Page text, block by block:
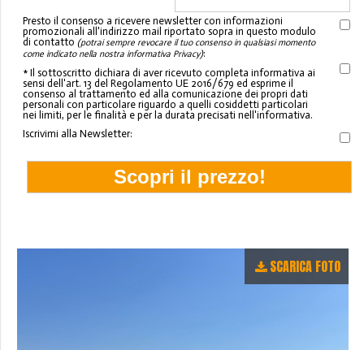
Presto il consenso a ricevere newsletter con informazioni
promozionali all'indirizzo mail riportato sopra in questo modulo
di contatto (potrai sempre revocare il tuo consenso in qualsiasi momento
come indicato nella nostra informativa Privacy):
* Il sottoscritto dichiara di aver ricevuto completa informativa ai
sensi dell'art. 13 del Regolamento UE 2016/679 ed esprime il
consenso al trattamento ed alla comunicazione dei propri dati
personali con particolare riguardo a quelli cosiddetti particolari
nei limiti, per le finalità e per la durata precisati nell'informativa.
Iscrivimi alla Newsletter:
SCARICA FOTO